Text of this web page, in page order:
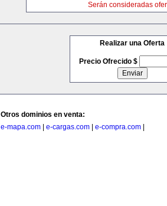
Serán consideradas
Realizar una Oferta
Precio Ofrecido $
Otros dominios en venta:
e-mapa.com
e-cargas.com e-compra.com